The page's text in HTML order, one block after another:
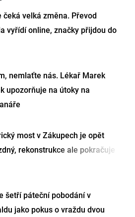
čeká velká změna. Převod
vyřídí online, značky přijdou do
nemlaťte nás. Lékař Marek
upozorňuje na útoky na
most v Zákupech je opět
rekonstrukce ale pokračuje
šetří páteční pobodání v
jako pokus o vraždu dvou